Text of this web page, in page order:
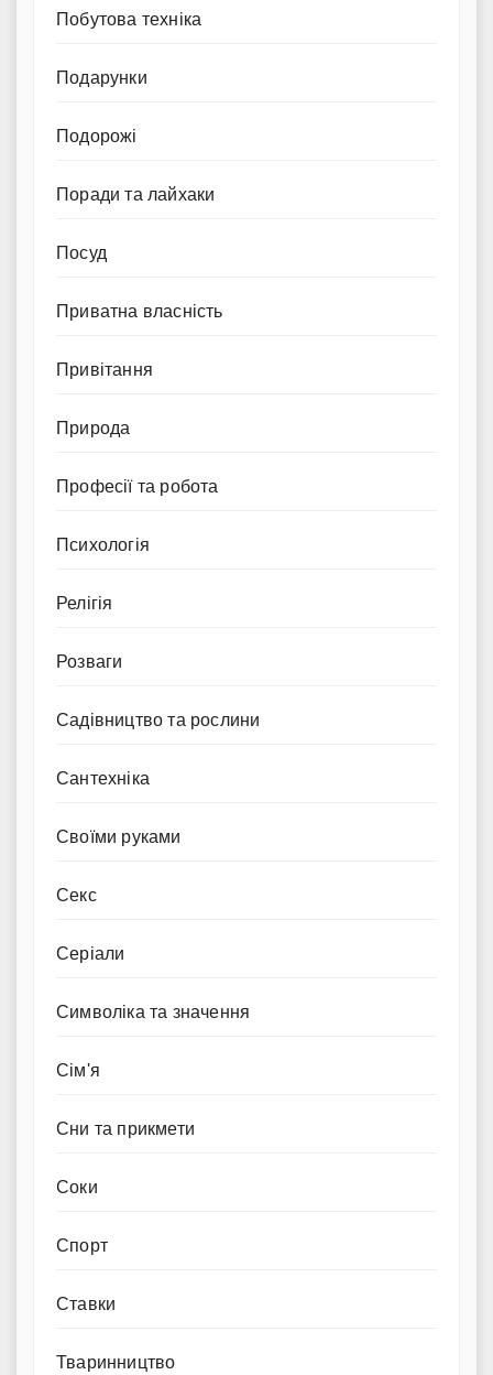
Побутова техніка
Подарунки
Подорожі
Поради та лайхаки
Посуд
Приватна власність
Привітання
Природа
Професії та робота
Психологія
Релігія
Розваги
Садівництво та рослини
Сантехніка
Своїми руками
Секс
Серіали
Символіка та значення
Сім'я
Сни та прикмети
Соки
Спорт
Ставки
Тваринництво